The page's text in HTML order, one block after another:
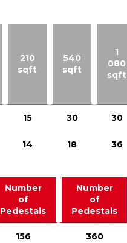
210
sqft
540
sqft
1
080
sqft
15 30 30
14 18 36
Number
of
Pedestals
Number
of
Pedestals
156 360